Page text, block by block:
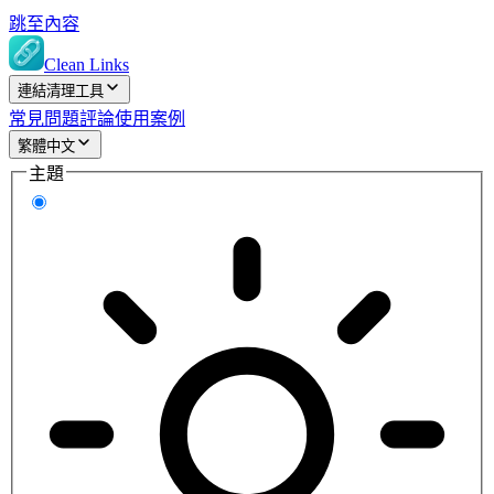
跳至內容
Clean Links
連結清理工具
常見問題評論使用案例
繁體中文
主題